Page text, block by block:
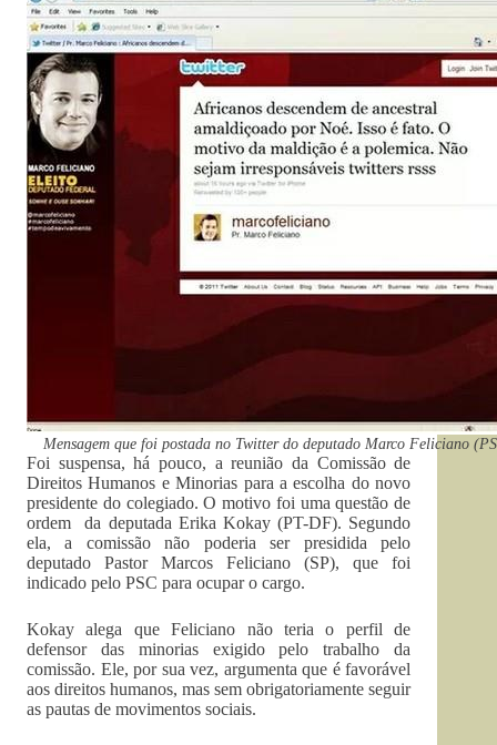
Mensagem que foi postada no Twitter do deputado Marco Feliciano
Foi suspensa, há pouco, a reunião da Comissão de
Direitos Humanos e Minorias para a escolha do novo
presidente do colegiado. O motivo foi uma questão de
ordem da deputada Erika Kokay (PT-DF). Segundo
ela, a comissão não poderia ser presidida pelo
deputado Pastor Marcos Feliciano (SP), que foi
indicado pelo PSC para ocupar o cargo.
Kokay alega que Feliciano não teria o perfil de
defensor das minorias exigido pelo trabalho da
comissão. Ele, por sua vez, argumenta que é favorável
aos direitos humanos, mas sem obrigatoriamente seguir
as pautas de movimentos sociais.